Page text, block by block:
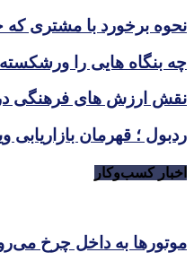
نحوه برخورد با مشتری
چه بنگاه هایی را
نقش ارزش های فرهنگی
ردبول ؛ قهرمان بازاریابی
اخبار کسب‌وکار
موتورها به داخل چرخ